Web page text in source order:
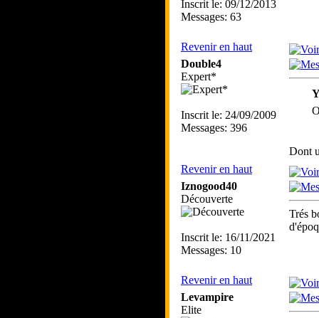
Inscrit le: 09/12/2013
Messages: 63
Revenir en haut
Double4
Expert*
Inscrit le: 24/09/2009
Messages: 396
Dont
Revenir en haut
Iznogood40
Découverte
Inscrit le: 16/11/2021
Messages: 10
Trés
Revenir en haut
Levampire
Elite